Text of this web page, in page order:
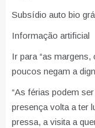
Subsídio auto bio
Informação artificial
Ir para “as
poucos negam a
“As férias podem
presença volta a ter
pressa, a visita a